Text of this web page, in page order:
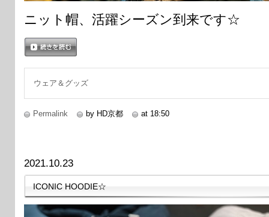
ニット帽、活躍シーズン到来です☆
ウェア＆グッズ
Permalink by HD京都 at 18:50
2021.10.23
ICONIC HOODIE☆